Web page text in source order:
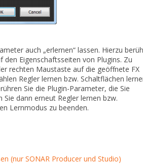
auch „erlernen“ lassen. Hierzu
den Eigenschaftsseiten von Plugins. Zu
rechten Maustaste auf die geöffnete FX
Regler lernen bzw.Schaltflächen
Sie die Plugin-Parameter, die Sie
Sie dann erneut Regler lernen bzw.
Lernmodus zu beenden.
(nur SONAR Producer und Studio)